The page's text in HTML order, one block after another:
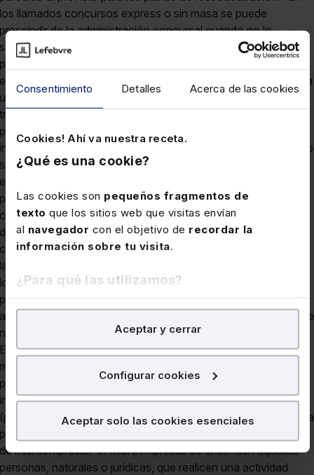
Consentimiento Detalles Acerca de las cookies
Cookies! Ahí va nuestra receta.
¿Qué es una cookie?
Las cookies son pequeños fragmentos de
texto que los sitios web que visitas envían
al navegador con el objetivo de recordar la
información sobre tu visita.
¿Para qué las utilizamos?
En Lefebvre utilizamos las cookies confines
para tratar demejorar tu experiencia
nuestra página web. También con fines publicitarios,
¿Qué puedes hacer?
Puedesaceptarlas cookies para que tu experiencia
en la web sea óptima
Aceptar y cerrar
Configurar cookies
Aceptar solo las cookies esenciales